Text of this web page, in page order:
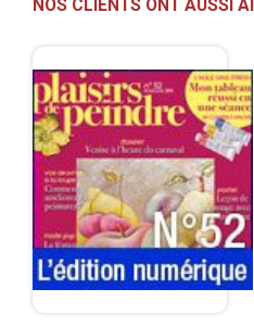
NOS CLIENTS ONT AUSSI